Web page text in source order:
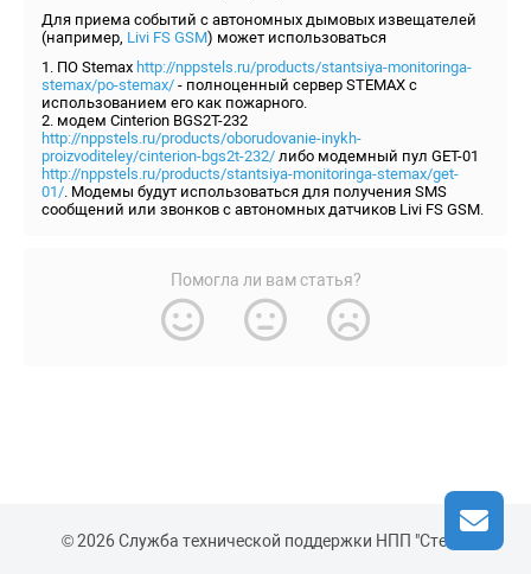
Для приема событий с автономных дымовых извещателей
(например, Livi FS GSM) может использоваться
1. ПО Stemax http://nppstels.ru/products/stantsiya-monitoringa-
stemax/po-stemax/ - полноценный сервер STEMAX с
использованием его как пожарного.
2. модем Cinterion BGS2T-232
http://nppstels.ru/products/oborudovanie-inykh-
proizvoditeley/cinterion-bgs2t-232/ либо модемный пул GET-01
http://nppstels.ru/products/stantsiya-monitoringa-stemax/get-
01/. Модемы будут использоваться для получения SMS
сообщений или звонков с автономных датчиков Livi FS GSM.
Помогла ли вам статья?
© 2026 Служба технической поддержки НПП "Стелс"